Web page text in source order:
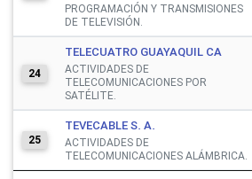
PROGRAMACIÓN Y TRANSMISIONES
DE TELEVISIÓN.
24
TELECUATRO GUAYAQUIL CA
ACTIVIDADES DE
TELECOMUNICACIONES POR
SATÉLITE.
25
TEVECABLE S. A.
ACTIVIDADES DE
TELECOMUNICACIONES ALÁMBRICA.